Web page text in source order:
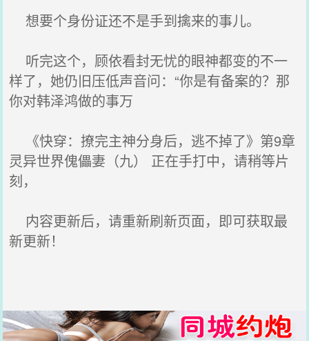
想要个身份证还不是手到擒来的事儿。
听完这个，顾依看封无忧的眼神都变的不一
样了，她仍旧压低声音问：“你是有备案的？那
你对韩泽鸿做的事万
《快穿：撩完主神分身后，逃不掉了》第9章
灵异世界傀儡妻（九） 正在手打中，请稍等片
刻，
内容更新后，请重新刷新页面，即可获取最
新更新！